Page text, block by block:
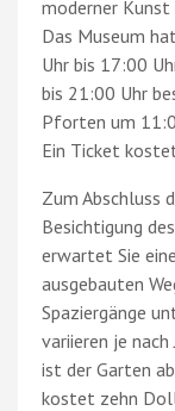
moderner
Das Museum
Uhr bis 17:00
bis 21:00 Uhr
Pforten um
Ein Ticket
Zum Abschluss
Besichtigung
erwartet Sie
ausgebauten
Spaziergänge
variieren je
ist der Garten
kostet zehn